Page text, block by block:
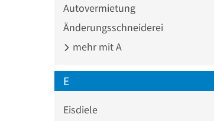
Autovermietung
Änderungsschneiderei
mehr mit A
E
Eisdiele